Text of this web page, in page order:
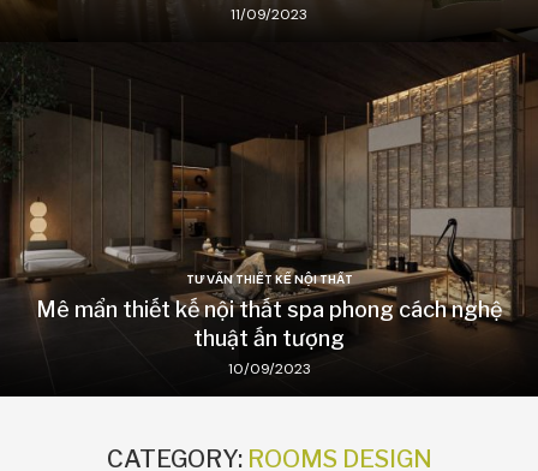
11/09/2023
TƯ VẤN THIẾT KẾ NỘI THẤT
Mê mẩn thiết kế nội thất spa phong cách nghệ
thuật ấn tượng
10/09/2023
CATEGORY: ROOMS DESIGN